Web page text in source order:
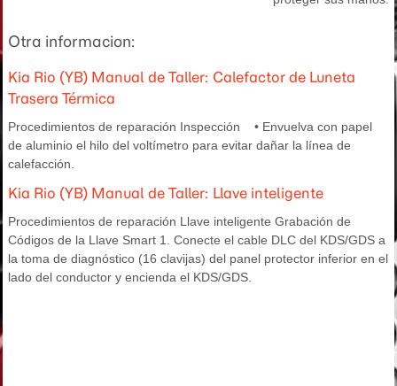
Otra informacion:
Kia Rio (YB) Manual de Taller: Calefactor de Luneta
Trasera Térmica
Procedimientos de reparación Inspección • Envuelva con papel
de aluminio el hilo del voltímetro para evitar dañar la línea de
calefacción.
Kia Rio (YB) Manual de Taller: Llave inteligente
Procedimientos de reparación Llave inteligente Grabación de
Códigos de la Llave Smart 1. Conecte el cable DLC del KDS/GDS a
la toma de diagnóstico (16 clavijas) del panel protector inferior en el
lado del conductor y encienda el KDS/GDS.